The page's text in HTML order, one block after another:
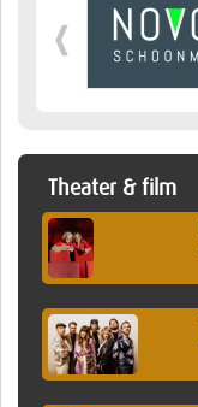
Theater & film